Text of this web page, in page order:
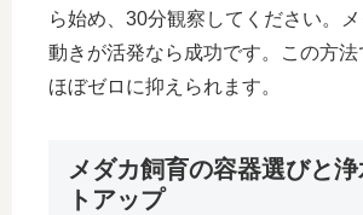
ら始め、30分観察してください。
動きが活発なら成功です。この方
ほぼゼロに抑えられます。
メダカ飼育の容器選びと
トアップ